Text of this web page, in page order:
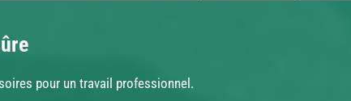
pour un travail professionnel.